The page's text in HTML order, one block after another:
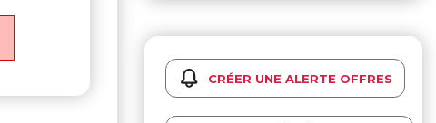
CRÉER UNE ALERTE OFFRES